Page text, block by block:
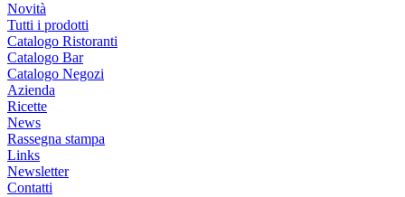
Novità
Tutti i prodotti
Catalogo Ristoranti
Catalogo Bar
Catalogo Negozi
Azienda
Ricette
News
Rassegna stampa
Links
Newsletter
Contatti